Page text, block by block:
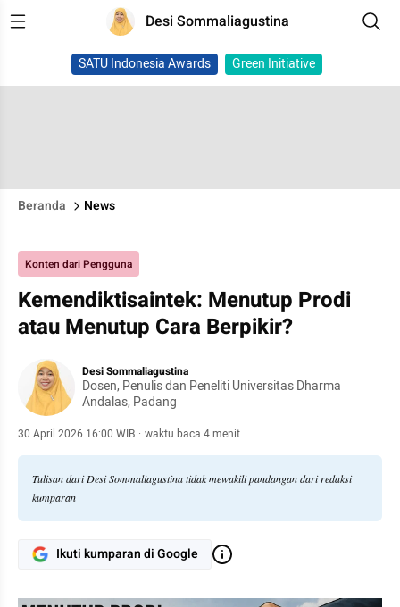
Desi Sommaliagustina
SATU Indonesia Awards Green Initiative
Beranda News
Konten dari Pengguna
Kemendiktisaintek: Menutup Prodi
atau Menutup Cara Berpikir?
Desi Sommaliagustina
Dosen, Penulis dan Peneliti Universitas Dharma
Andalas, Padang
30 April 2026 16:00 WIB · waktu baca 4 menit
Tulisan dari Desi Sommaliagustina tidak mewakili pandangan dari redaksi
kumparan
Ikuti kumparan di Google